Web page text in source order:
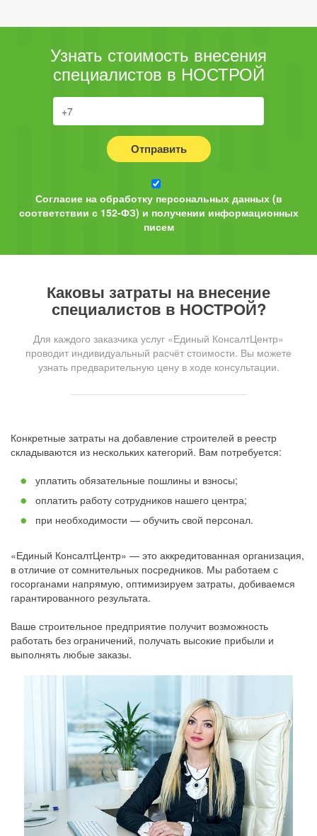
Узнать стоимость внесения
специалистов в НОСТРОЙ
Отправить
Согласие на обработку персональных данных (в
соответствии с 152-ФЗ) и получении информационных
писем
Каковы затраты на внесение
специалистов в НОСТРОЙ?
Для каждого заказчика услуг «Единый КонсалтЦентр»
проводит индивидуальный расчёт стоимости. Вы можете
узнать предварительную цену в ходе консультации.
Конкретные затраты на добавление строителей в реестр
складываются из нескольких категорий. Вам потребуется:
уплатить обязательные пошлины и взносы;
оплатить работу сотрудников нашего центра;
при необходимости — обучить свой персонал.
«Единый КонсалтЦентр» — это аккредитованная организация,
в отличие от сомнительных посредников. Мы работаем с
госорганами напрямую, оптимизируем затраты, добиваемся
гарантированного результата.
Ваше строительное предприятие получит возможность
работать без ограничений, получать высокие прибыли и
выполнять любые заказы.